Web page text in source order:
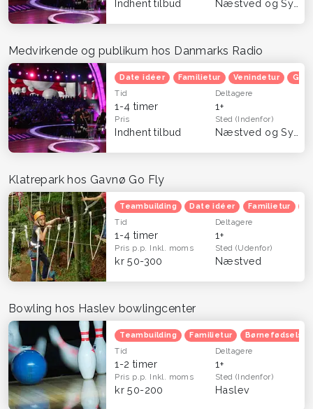
Indhent tilbud
Medvirkende og publikum hos Danmarks Radio
Date idéer Familietur Venindetur
Tid
1-4 timer
Deltagere
1+
Pris
Indhent tilbud
Sted(Indenfor)
Klatrepark hos Gavnø Go Fly
Teambuilding Date idéer Familietur
Tid
1-4 timer
Deltagere
1+
Pris p.p. Inkl. moms
kr 50-300
Sted(Udenfor)
Næstved
Bowling hos Haslev bowlingcenter
Teambuilding Familietur
Tid
1-2 timer
Deltagere
1+
Pris p.p. Inkl. moms
kr 50-200
Sted(Indenfor)
Haslev